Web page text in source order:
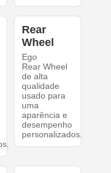
Rear
Wheel
Ego
Rear Wheel
de alta
qualidade
usado para
uma
aparência e
desempenho
personalizados.